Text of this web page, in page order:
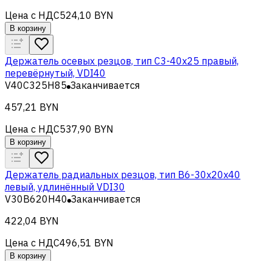
Цена с НДС524,10 BYN
В корзину
Держатель осевых резцов, тип С3-40x25 правый,
перевёрнутый, VDI40
V40C325H85 Заканчивается
457,21 BYN
Цена с НДС537,90 BYN
В корзину
Держатель радиальных резцов, тип B6-30x20x40
левый, удлинённый VDI30
V30B620H40 Заканчивается
422,04 BYN
Цена с НДС496,51 BYN
В корзину